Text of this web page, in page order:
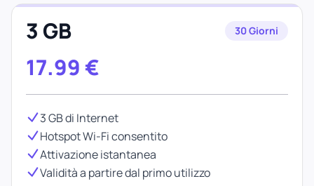
3 GB 30 Giorni
17.99 €
3 GB di Internet
Hotspot Wi-Fi consentito
Attivazione istantanea
Validità a partire dal primo utilizzo